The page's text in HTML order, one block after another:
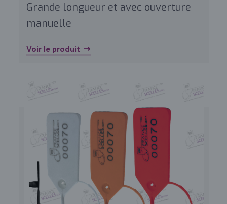
Grande longueur et avec ouverture
manuelle
Voir le produit